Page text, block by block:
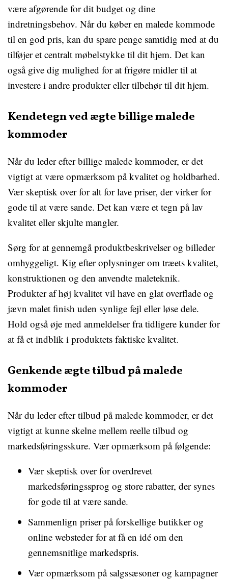
være afgørende for dit budget og dine
indretningsbehov. Når du køber en malede kommode
til en god pris, kan du spare penge samtidig med at du
tilføjer et centralt møbelstykke til dit hjem. Det kan
også give dig mulighed for at frigøre midler til at
investere i andre produkter eller tilbehør til dit hjem.
Kendetegn ved ægte billige malede
kommoder
Når du leder efter billige malede kommoder, er det
vigtigt at være opmærksom på kvalitet og holdbarhed.
Vær skeptisk over for alt for lave priser, der virker for
gode til at være sande. Det kan være et tegn på lav
kvalitet eller skjulte mangler.
Sørg for at gennemgå produktbeskrivelser og billeder
omhyggeligt. Kig efter oplysninger om træets kvalitet,
konstruktionen og den anvendte maleteknik.
Produkter af høj kvalitet vil have en glat overflade og
jævn malet finish uden synlige fejl eller løse dele.
Hold også øje med anmeldelser fra tidligere kunder for
at få et indblik i produktets faktiske kvalitet.
Genkende ægte tilbud på malede
kommoder
Når du leder efter tilbud på malede kommoder, er det
vigtigt at kunne skelne mellem reelle tilbud og
markedsføringsskure. Vær opmærksom på følgende:
Vær skeptisk over for overdrevet
markedsføringssprog og store rabatter, der synes
for gode til at være sande.
Sammenlign priser på forskellige butikker og
online websteder for at få en idé om den
gennemsnitlige markedspris.
Vær opmærksom på salgssæsoner og kampagner